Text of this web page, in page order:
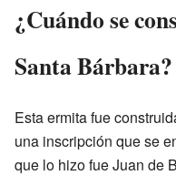
¿Cuándo se
Santa Bárbara?
Esta ermita fue
una inscripción que se
que lo hizo fue Juan de